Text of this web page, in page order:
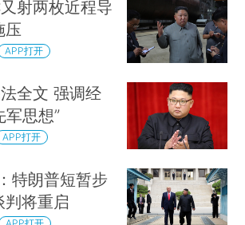
射两枚近程导
压
APP打开
全文 强调经
军思想”
APP打开
特朗普短暂步
判将重启
APP打开